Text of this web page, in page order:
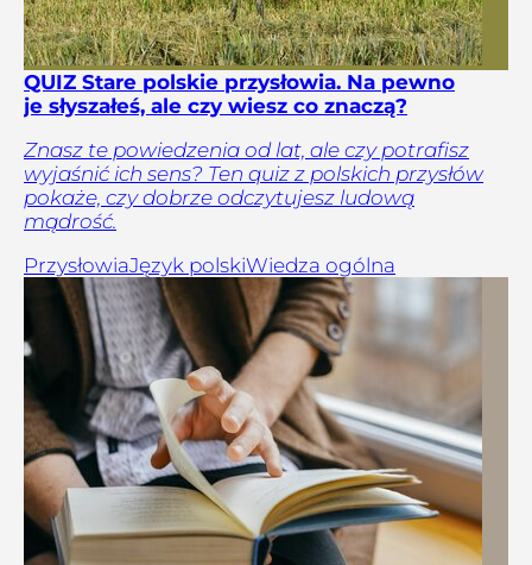
QUIZ Stare polskie przysłowia. Na pewno
je słyszałeś, ale czy wiesz co znaczą?
Znasz te powiedzenia od lat, ale czy potrafisz
wyjaśnić ich sens? Ten quiz z polskich przysłów
pokaże, czy dobrze odczytujesz ludową
mądrość.
PrzysłowiaJęzyk polskiWiedza ogólna